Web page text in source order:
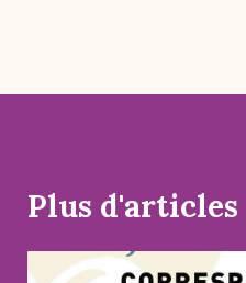
Plus d'articles